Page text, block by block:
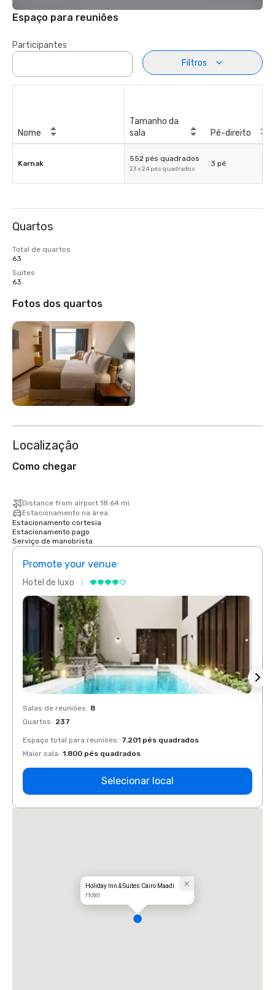
Espaço para reuniões
Participantes
Filtros
Nome
Tamanho da
sala
Pé-direito
Karnak
552 pés quadrados
23 x 24 pés quadrados
3 pé
Quartos
Total de quartos
63
Suítes
63
Fotos dos quartos
Localização
Como chegar
Distance from airport 18.64 mi
Estacionamento na área
Estacionamento cortesia
Estacionamento pago
Serviço de manobrista
Promote your venue
Hotel de luxo
Salas de reuniões: 8
Quartos: 237
Espaço total para reuniões: 7.201 pés quadrados
Maior sala: 1.800 pés quadrados
Selecionar local
Holiday Inn & Suites Cairo Maadi
Hotel